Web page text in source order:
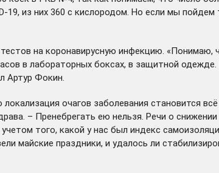
19, из них 360 с кислородом. Но если мы
на коронавирусную инфекцию.
в лабораторных боксах, в защитной
Артур Фокин.
очагов заболевания становится
– Пренебрегать ею нельзя. Речи о
того, какой у нас был индекс
майские праздники, и удалось ли